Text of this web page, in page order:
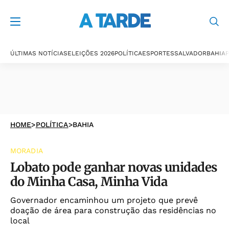
ÚLTIMAS NOTÍCIASELEIÇÕES 2026POLÍTICAESPORTESSALVADORBAHIA
HOME>POLÍTICA>BAHIA
MORADIA
Lobato pode ganhar novas unidades
do Minha Casa, Minha Vida
Governador encaminhou um projeto que prevê
doação de área para construção das residências no
local